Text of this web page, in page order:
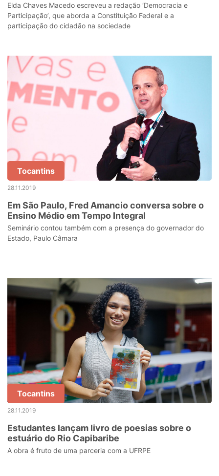
Elda Chaves Macedo escreveu a redação ‘Democracia e
Participação’, que aborda a Constituição Federal e a
participação do cidadão na sociedade
Tocantins
28.11.2019
Em São Paulo, Fred Amancio conversa sobre o
Ensino Médio em Tempo Integral
Seminário contou também com a presença do governador do
Estado, Paulo Câmara
Tocantins
28.11.2019
Estudantes lançam livro de poesias sobre o
estuário do Rio Capibaribe
A obra é fruto de uma parceria com a UFRPE